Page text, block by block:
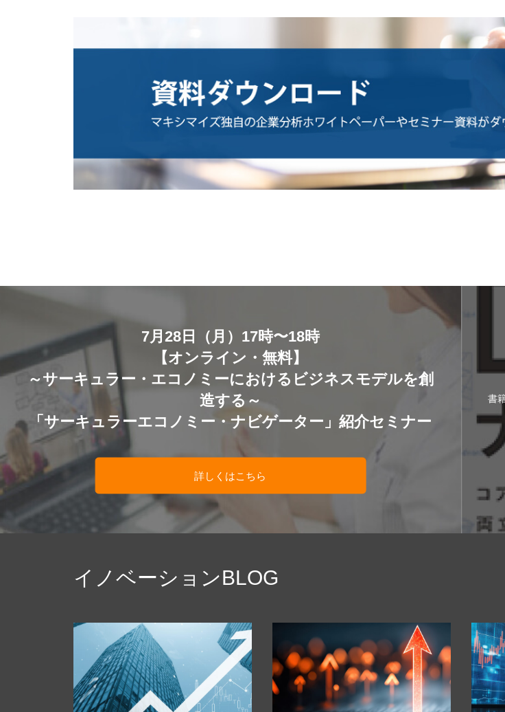
7月28日（月）17時〜18時
【オンライン・無料】
～サーキュラー・エコノミーにおけるビジネスモデルを創
造する～
「サーキュラーエコノミー・ナビゲーター」紹介セミナー
詳しくはこちら
書
イノベーションBLOG